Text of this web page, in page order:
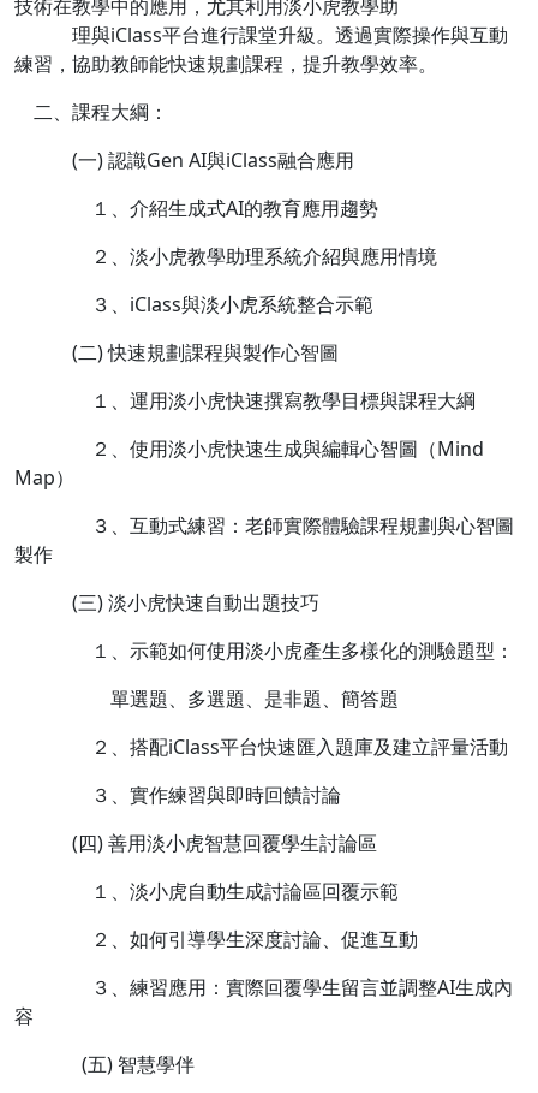
技術在教學中的應用，尤其利用淡小虎教學助
理與iClass平台進行課堂升級。透過實際操作與互動
練習，協助教師能快速規劃課程，提升教學效率。
二、課程大綱：
(一) 認識Gen AI與iClass融合應用
１、介紹生成式AI的教育應用趨勢
２、淡小虎教學助理系統介紹與應用情境
３、iClass與淡小虎系統整合示範
(二) 快速規劃課程與製作心智圖
１、運用淡小虎快速撰寫教學目標與課程大綱
２、使用淡小虎快速生成與編輯心智圖（Mind
Map）
３、互動式練習：老師實際體驗課程規劃與心智圖
製作
(三) 淡小虎快速自動出題技巧
１、示範如何使用淡小虎產生多樣化的測驗題型：
單選題、多選題、是非題、簡答題
２、搭配iClass平台快速匯入題庫及建立評量活動
３、實作練習與即時回饋討論
(四) 善用淡小虎智慧回覆學生討論區
１、淡小虎自動生成討論區回覆示範
２、如何引導學生深度討論、促進互動
３、練習應用：實際回覆學生留言並調整AI生成內
容
(五) 智慧學伴